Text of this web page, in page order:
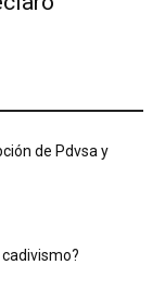
de Pdvsa y